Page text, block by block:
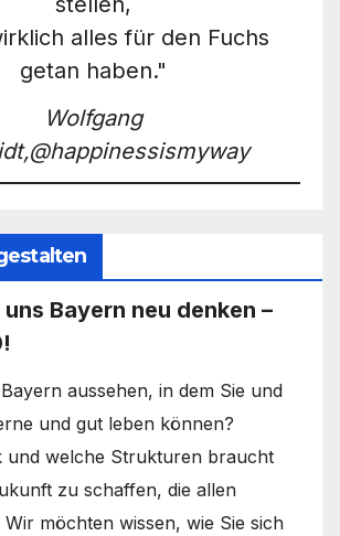
alles für den Fuchs
getan haben."
Wolfgang
uns Bayern neu denken –
aussehen, in dem Sie und
und gut leben können?
und welche Strukturen braucht
zu schaffen, die allen
möchten wissen, wie Sie sich